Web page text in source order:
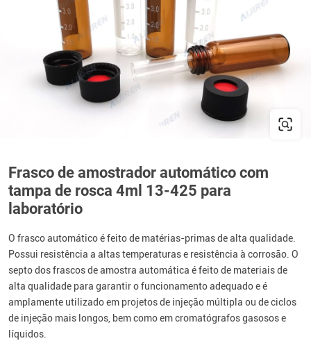
Frasco de amostrador automático com
tampa de rosca 4ml 13-425 para
laboratório
O frasco automático é feito de matérias-primas de alta qualidade.
Possui resistência a altas temperaturas e resistência à corrosão. O
septo dos frascos de amostra automática é feito de materiais de
alta qualidade para garantir o funcionamento adequado e é
amplamente utilizado em projetos de injeção múltipla ou de ciclos
de injeção mais longos, bem como em cromatógrafos gasosos e
líquidos.